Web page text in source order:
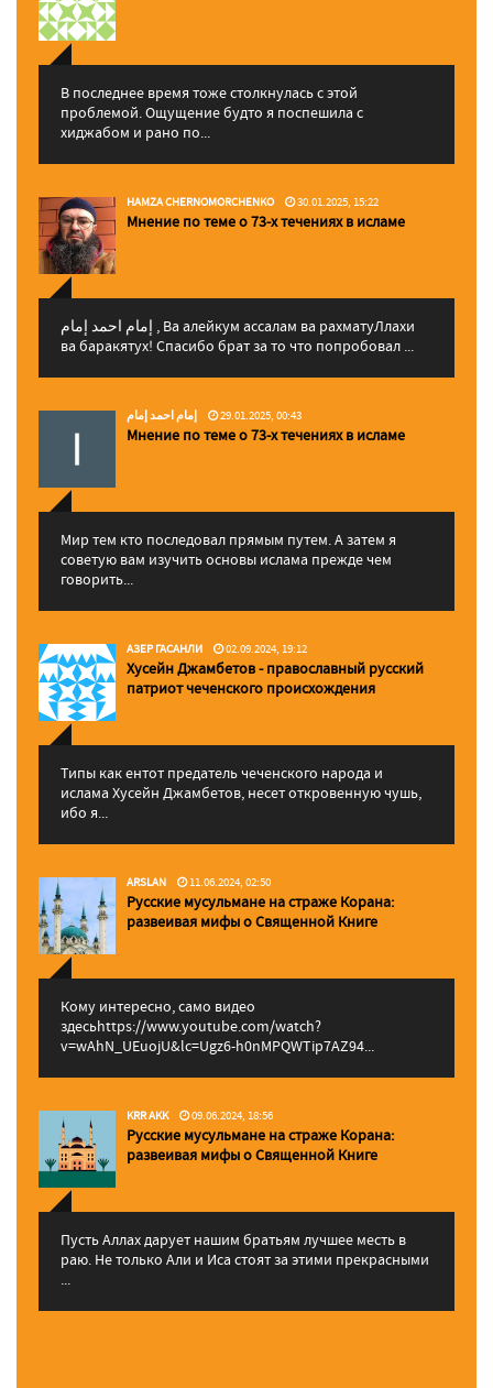
В последнее время тоже столкнулась с этой
проблемой. Ощущение будто я поспешила с
хиджабом и рано по...
HAMZA CHERNOMORCHENKO 30.01.2025, 15:22
Мнение по теме о 73-х течениях в исламе
إمام احمد إمام , Ва алейкум ассалам ва рахматуЛлахи
ва баракятух! Спасибо брат за то что попробовал ...
إمام احمد إمام 29.01.2025, 00:43
Мнение по теме о 73-х течениях в исламе
Мир тем кто последовал прямым путем. А затем я
советую вам изучить основы ислама прежде чем
говорить...
АЗЕР ГАСАНЛИ 02.09.2024, 19:12
Хусейн Джамбетов - православный русский
патриот чеченского происхождения
Типы как ентот предатель чеченского народа и
ислама Хусейн Джамбетов, несет откровенную чушь,
ибо я...
ARSLAN 11.06.2024, 02:50
Русские мусульмане на страже Корана:
pазвеивая мифы о Священной Книге
Кому интересно, само видео
здесьhttps://www.youtube.com/watch?
v=wAhN_UEuojU&lc=Ugz6-h0nMPQWTip7AZ94...
KRR AKK 09.06.2024, 18:56
Русские мусульмане на страже Корана:
pазвеивая мифы о Священной Книге
Пусть Аллах дарует нашим братьям лучшее месть в
раю. Не только Али и Иса стоят за этими прекрасными
...